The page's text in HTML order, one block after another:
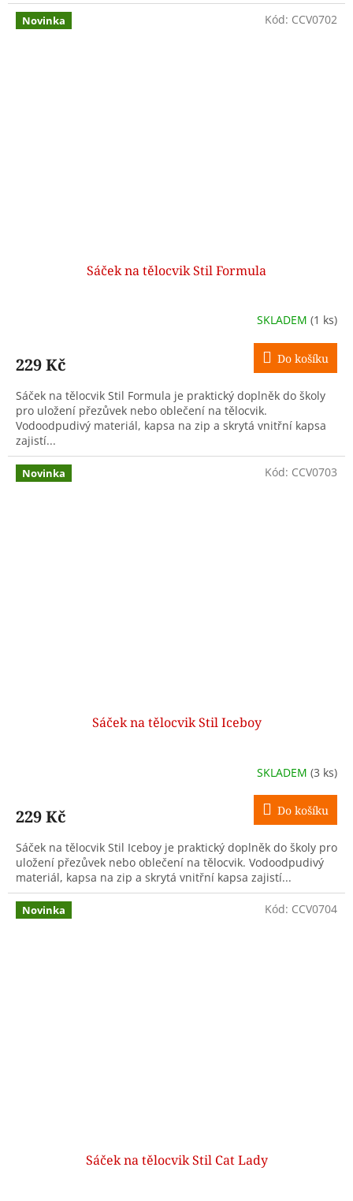
Novinka
Sáček na tělocvik Stil Formula
SKLADEM (1 ks)
229 Kč Do košíku
Sáček na tělocvik Stil Formula je praktický doplněk do školy
pro uložení přezůvek nebo oblečení na tělocvik.
Vodoodpudivý materiál, kapsa na zip a skrytá vnitřní kapsa
zajistí...
Kód: CCV0702
Novinka
Sáček na tělocvik Stil Iceboy
SKLADEM (3 ks)
229 Kč Do košíku
Sáček na tělocvik Stil Iceboy je praktický doplněk do školy pro
uložení přezůvek nebo oblečení na tělocvik. Vodoodpudivý
materiál, kapsa na zip a skrytá vnitřní kapsa zajistí...
Kód: CCV0703
Novinka
Sáček na tělocvik Stil Cat Lady
Kód: CCV0704